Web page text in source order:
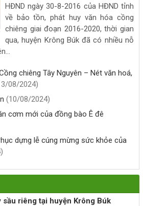
nghèo nhờ nguồn vốn của Ngân
Krông Búk
Chính sách xã hội Krông Búk
ngân cho người chấp hành xong án
dụng chính sách xã hội theo Quyết
ngày 17/8/2023 của Thủ tướng
với người chấp hành xong án phạt
sách điểm tựa vững chắc giúp hộ
chính sách là Hội viên Hội Phụ nữ
cuộc sống
HĐND ngày 30-8-2016 của HĐND tỉnh
về bảo tồn, phát huy văn hóa cồng
chiêng giai đoạn 2016-2020, thời gian
qua, huyện Krông Búk đã có nhiều nỗ
chiêng Tây Nguyên – Nét văn hoá,
08/2024)
(10/08/2024)
cơm mới của đồng bào Ê đê
dựng lễ cúng mừng sức khỏe của
sầu riêng tại huyện Krông Búk